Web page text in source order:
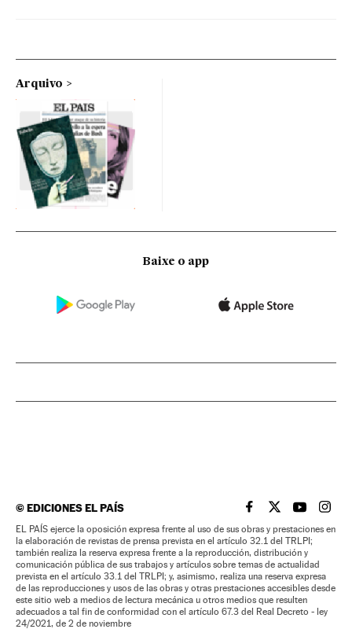
Arquivo
Baixe o app
©EDICIONES EL PAÍS EL PAÍS BRASIL EN
EL PAÍSEL PAÍS
EL
EL PAÍS ejerce la oposición expresa frente al uso de sus obras y prestaciones en
la elaboración de revistas de prensa prevista en el artículo 32.1 del TRLPI;
también realiza la reserva expresa frente a la reproducción, distribución y
comunicación pública de sus trabajos y artículos sobre temas de actualidad
prevista en el artículo 33.1 del TRLPI; y, asimismo, realiza una reserva expresa
de las reproducciones y usos de las obras y otras prestaciones accesibles desde
este sitio web a medios de lectura mecánica u otros medios que resulten
adecuados a tal fin de conformidad con el artículo 67.3 del Real Decreto - ley
24/2021, de 2 de noviembre